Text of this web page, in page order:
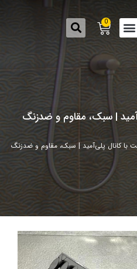
0
| سبک، مقاوم و ضدزنگ
با کانال پلی‌آمید | سبک، مقاوم و ضدزنگ